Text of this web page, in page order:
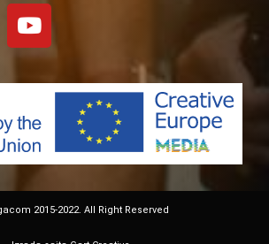
2015-2022. All Right Reserved